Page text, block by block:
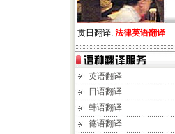
贯日翻译: 法律英语翻译
英语翻译
日语翻译
韩语翻译
德语翻译